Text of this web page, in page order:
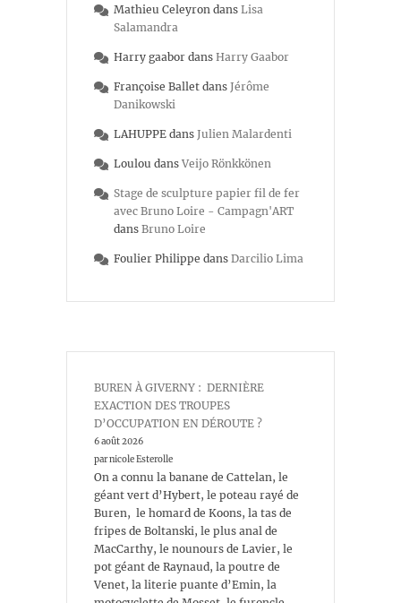
Mathieu Celeyron dans Lisa
Salamandra
Harry gaabor dans Harry Gaabor
Françoise Ballet dans Jérôme
Danikowski
LAHUPPE dans Julien Malardenti
Loulou dans Veijo Rönkkönen
Stage de sculpture papier fil de fer
avec Bruno Loire - Campagn'ART
dans Bruno Loire
Foulier Philippe dans Darcilio Lima
BUREN À GIVERNY : DERNIÈRE
EXACTION DES TROUPES
D’OCCUPATION EN DÉROUTE ?
6 août 2026
par nicole Esterolle
On a connu la banane de Cattelan, le
géant vert d’Hybert, le poteau rayé de
Buren, le homard de Koons, la tas de
fripes de Boltanski, le plus anal de
MacCarthy, le nounours de Lavier, le
pot géant de Raynaud, la poutre de
Venet, la literie puante d’Emin, la